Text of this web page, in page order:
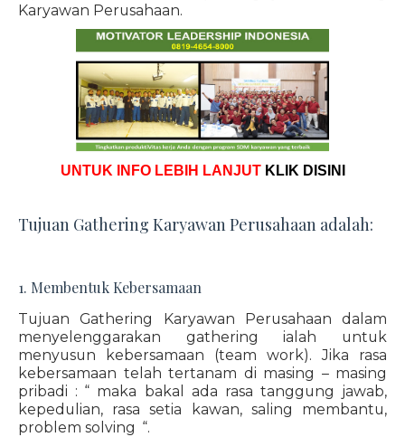
Karyawan Perusahaan.
UNTUK INFO LEBIH LANJUT KLIK DISINI
Tujuan Gathering Karyawan Perusahaan adalah:
1. Membentuk Kebersamaan
Tujuan Gathering Karyawan Perusahaan dalam
menyelenggarakan gathering ialah untuk
menyusun kebersamaan (team work). Jika rasa
kebersamaan telah tertanam di masing – masing
pribadi : “ maka bakal ada rasa tanggung jawab,
kepedulian, rasa setia kawan, saling membantu,
problem solving “.